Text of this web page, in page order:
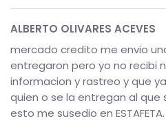
ALBERTO OLIVARES ACEVES
mercado credito me envio
entregaron pero yo no recibi
informacion y rastreo y que
quien o se la entregan al
esto me susedio en ESTAFETA.